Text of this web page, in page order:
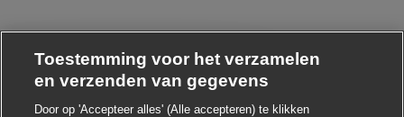
Toestemming voor het verzamelen
en verzenden van gegevens
Door op 'Accepteer alles' (Alle accepteren) te klikken